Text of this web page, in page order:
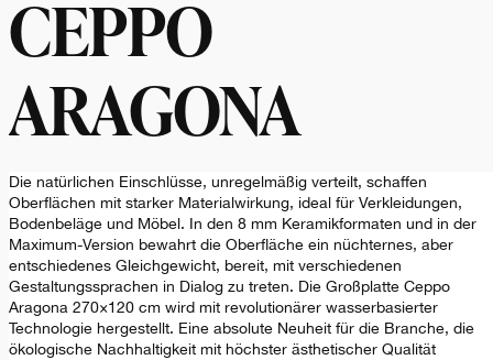
CEPPO
ARAGONA
Die natürlichen Einschlüsse, unregelmäßig verteilt, schaffen
Oberflächen mit starker Materialwirkung, ideal für Verkleidungen,
Bodenbeläge und Möbel. In den 8 mm Keramikformaten und in der
Maximum-Version bewahrt die Oberfläche ein nüchternes, aber
entschiedenes Gleichgewicht, bereit, mit verschiedenen
Gestaltungssprachen in Dialog zu treten. Die Großplatte Ceppo
Aragona 270×120 cm wird mit revolutionärer wasserbasierter
Technologie hergestellt. Eine absolute Neuheit für die Branche, die
ökologische Nachhaltigkeit mit höchster ästhetischer Qualität